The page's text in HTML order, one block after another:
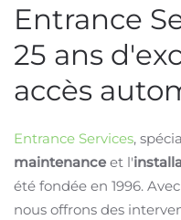
Entrance
25 ans
accès
Entrance Services,
maintenance et l'
été fondée en 1996.
nous offrons des